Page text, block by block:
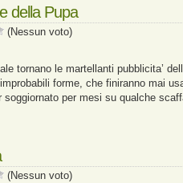
della Pupa
(Nessun voto)
tornano le martellanti pubblicita’
improbabili forme, che finiranno mai
soggiornato per mesi su qualche
(Nessun voto)